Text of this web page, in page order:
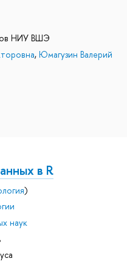
НИУ ВШЭ
, Юмагузин Валерий
в R
)
наук